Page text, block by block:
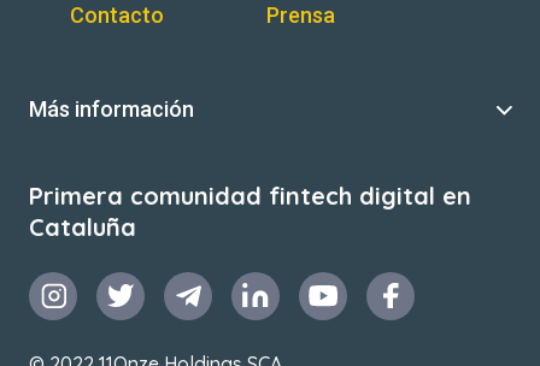
Contacto Prensa
Más información
Primera comunidad fintech digital en
Cataluña